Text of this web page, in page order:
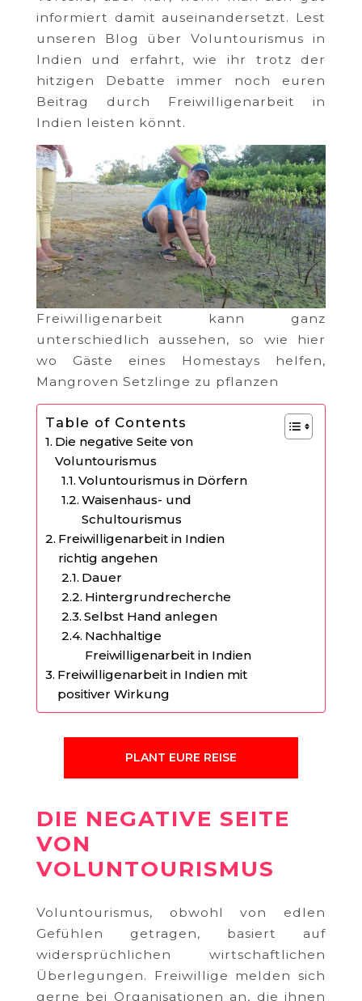
informiert damit auseinandersetzt. Lest
unseren Blog über Voluntourismus in
Indien und erfahrt, wie ihr trotz der
hitzigen Debatte immer noch euren
Beitrag durch Freiwilligenarbeit in
Indien leisten könnt.
Freiwilligenarbeit kann ganz
unterschiedlich aussehen, so wie hier
wo Gäste eines Homestays helfen,
Mangroven Setzlinge zu pflanzen
Table of Contents
Die negative Seite von
Voluntourismus
Voluntourismus in Dörfern
Waisenhaus- und
Schultourismus
Freiwilligenarbeit in Indien
richtig angehen
Dauer
Hintergrundrecherche
Selbst Hand anlegen
Nachhaltige
Freiwilligenarbeit in Indien
Freiwilligenarbeit in Indien mit
positiver Wirkung
PLANT EURE REISE
DIE NEGATIVE SEITE
VON
VOLUNTOURISMUS
Voluntourismus, obwohl von edlen
Gefühlen getragen, basiert auf
widersprüchlichen wirtschaftlichen
Überlegungen. Freiwillige melden sich
gerne bei Organisationen an, die ihnen